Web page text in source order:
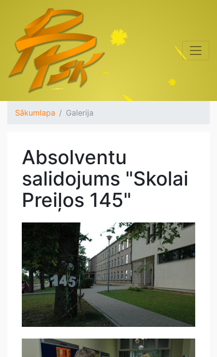
Sākumlapa Galerija
Absolventu
salidojums "Skolai
Preiļos 145"